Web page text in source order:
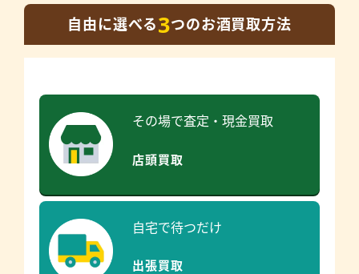
自由に選べる3つのお酒買取方法
その場で査定・現金買取
店頭買取
自宅で待つだけ
出張買取